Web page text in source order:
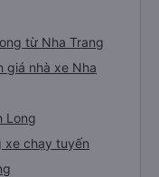
từ Nha Trang
giá nhà xe Nha
Long
xe chạy tuyến